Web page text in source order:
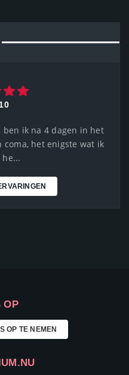
ben ik na 4 dagen in het
het enigste wat ik
OP
OP TE NEMEN